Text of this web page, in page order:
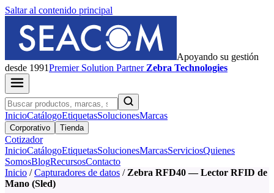
Saltar al contenido principal
Apoyando su gestión
desde 1991PremierSolution Partner Zebra Technologies
InicioCatálogoEtiquetasSolucionesMarcas
Corporativo Tienda
Cotizador
InicioCatálogoEtiquetasSolucionesMarcasServiciosQuienes
SomosBlogRecursosContacto
Inicio / Capturadores de datos / Zebra RFD40 — Lector RFID de
Mano (Sled)